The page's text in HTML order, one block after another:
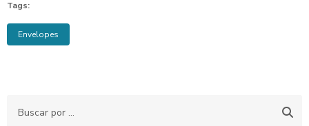
Tags:
Envelopes